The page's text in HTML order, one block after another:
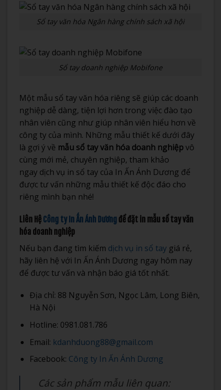
Sổ tay văn hóa Ngân hàng chính sách xã hội
Sổ tay doanh nghiệp Mobifone
Một mẫu sổ tay văn hóa riêng sẽ giúp các doanh
nghiệp dễ dàng, tiện lợi hơn trong việc đào tạo
nhân viên cũng như giúp nhân viên hiểu hơn về
công ty của mình. Những mẫu thiết kế dưới đây
là gợi ý về mẫu sổ tay văn hóa doanh nghiệpvô
cùng mới mẻ, chuyên nghiệp, tham khảo
ngay dịch vụ in sổ tay của In Ấn Ánh Dương để
được tư vấn những mẫu thiết kế độc đáo cho
riêng mình bạn nhé!
Liên Hệ Công ty In Ấn Ánh Dương để đặt in mẫu sổ tay văn
hóa doanh nghiệp
Nếu bạn đang tìm kiếm dịch vụ in sổ tay giá rẻ,
hãy liên hệ với In Ấn Ánh Dương ngay hôm nay
để được tư vấn và nhận báo giá tốt nhất.
Địa chỉ: 88 Nguyễn Sơn, Ngọc Lâm, Long Biên,
Hà Nội
Hotline: 0981.081.786
Email: kdanhduong88@gmail.com
Facebook: Công ty In Ấn Ánh Dương
Các sản phẩm mẫu liên quan: